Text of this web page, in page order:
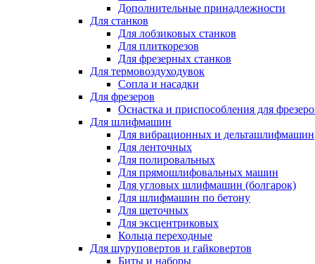
Дополнительные принадлежности
Для станков
Для лобзиковых станков
Для плиткорезов
Для фрезерных станков
Для термовоздуходувок
Сопла и насадки
Для фрезеров
Оснастка и приспособления для
Для шлифмашин
Для вибрационных и дельташлифмашин
Для ленточных
Для полировальных
Для прямошлифовальных машин
Для угловых шлифмашин (болгарок)
Для шлифмашин по бетону
Для щеточных
Для эксцентриковых
Кольца переходные
Для шуруповертов и гайковертов
Биты и наборы